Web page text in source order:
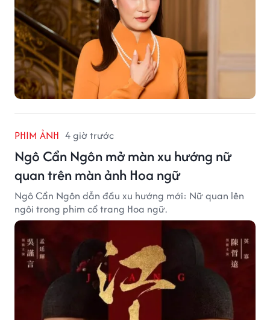
PHIM ẢNH 4 giờ trước
Ngô Cẩn Ngôn mở màn xu hướng nữ
quan trên màn ảnh Hoa ngữ
Ngô Cẩn Ngôn dẫn đầu xu hướng mới: Nữ quan lên
ngôi trong phim cổ trang Hoa ngữ.